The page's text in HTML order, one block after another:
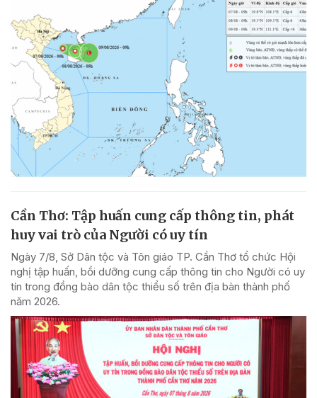
Cần Thơ: Tập huấn cung cấp thông tin, phát
huy vai trò của Người có uy tín
Ngày 7/8, Sở Dân tộc và Tôn giáo TP. Cần Thơ tổ chức Hội
nghị tập huấn, bồi dưỡng cung cấp thông tin cho Người có uy
tín trong đồng bào dân tộc thiểu số trên địa bàn thành phố
năm 2026.